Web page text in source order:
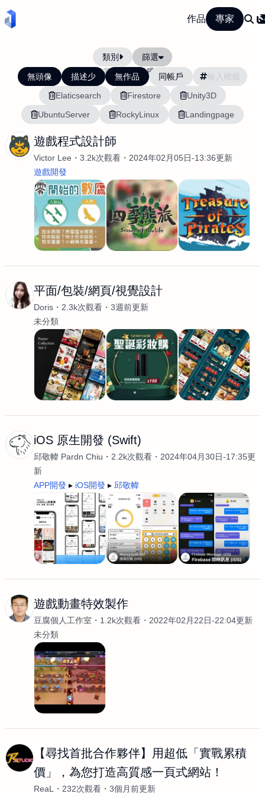
作品 專家
類別 篩選
當前排序: 活躍度
無頭像 描述少 無作品
同帳戶
Elaticsearch
Firestore
Unity3D
UbuntuServer
RockyLinux Landingpage
遊戲程式設計師
Victor Lee 3.2k次觀看
2024年02月05日-13:36更新
遊戲開發
平面/包裝/網頁/視覺設計
Doris 2.3k次觀看
3週前更新
未分類
iOS 原生開發 (Swift)
邱敬幃 Pardn Chiu 2.2k次觀看
2024年04月30日-17:35更
新
APP開發
iOS開發 邱敬幃
遊戲動畫特效製作
豆腐個人工作室 1.2k次觀看
2022年02月22日-22:04更新
未分類
【尋找首批合作夥伴】用超低「實戰累積
價」，為您打造高質感一頁式網站！
ReaL 232次觀看 3個月前更新